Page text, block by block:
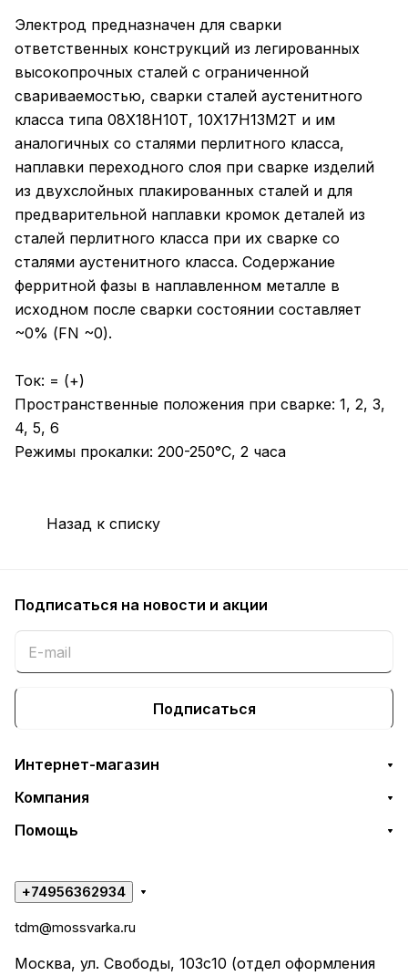
Электрод предназначен для сварки
ответственных конструкций из легированных
высокопрочных сталей с ограниченной
свариваемостью, сварки сталей аустенитного
класса типа 08Х18Н10Т, 10Х17Н13М2Т и им
аналогичных со сталями перлитного класса,
наплавки переходного слоя при сварке изделий
из двухслойных плакированных сталей и для
предварительной наплавки кромок деталей из
сталей перлитного класса при их сварке со
сталями аустенитного класса. Содержание
ферритной фазы в наплавленном металле в
исходном после сварки состоянии составляет
~0% (FN ~0).
Ток: = (+)
Пространственные положения при сварке: 1, 2, 3,
4, 5, 6
Режимы прокалки: 200-250°С, 2 часа
Назад к списку
Подписаться на новости и акции
Подписаться
Интернет-магазин
Компания
Помощь
+74956362934
tdm@mossvarka.ru
Москва, ул. Свободы, 103с10 (отдел оформления